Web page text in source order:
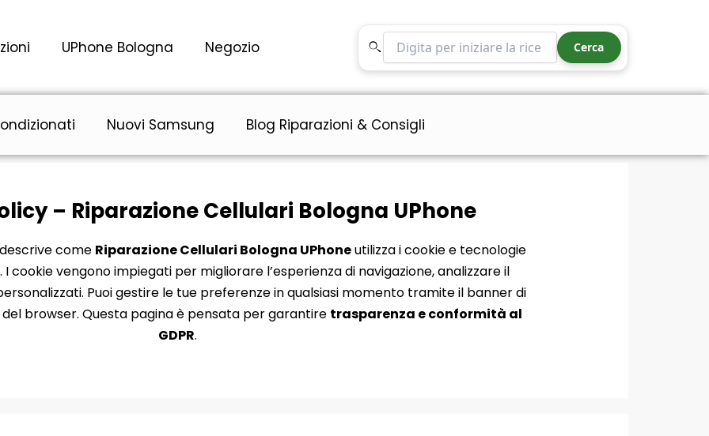
UPhone Bologna Negozio
Cerca nel sito
Cerca
Nuovi Samsung Blog Riparazioni & Consigli
– Riparazione Cellulari Bologna UPhone
come Riparazione Cellulari Bologna UPhoneutilizza i cookie e tecnologie
cookie vengono impiegati per migliorare l’esperienza di navigazione, analizzare il
Puoi gestire le tue preferenze in qualsiasi momento tramite il banner di
browser. Questa pagina è pensata per garantire trasparenza e conformità al
GDPR.